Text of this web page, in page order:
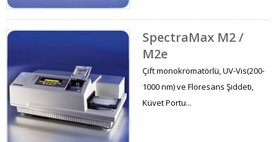
SpectraMax M2 /
M2e
Çift monokromatörlü, UV-Vis(200-
1000 nm) ve Floresans Şiddeti,
Küvet Portu...